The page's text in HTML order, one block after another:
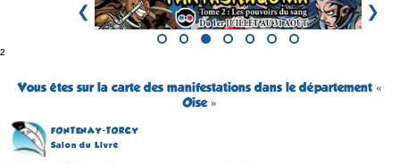
❮ ❯
²
Vous êtes sur la carte des manifestations dans le département «
Oise »
FONTENAY-TORCY
Salon du Livre